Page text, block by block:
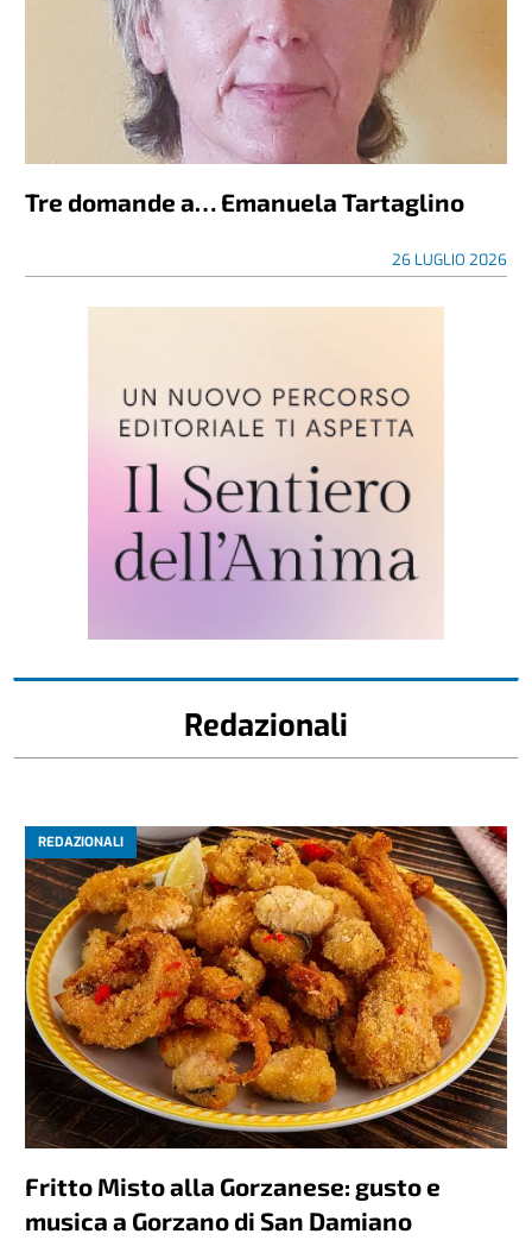
Tre domande a… Emanuela Tartaglino
26 LUGLIO 2026
Redazionali
REDAZIONALI
Fritto Misto alla Gorzanese: gusto e
musica a Gorzano di San Damiano